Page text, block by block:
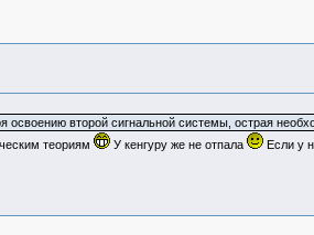
второй сигнальной системы, острая
теориям
У кенгуру же не отпала
Если у